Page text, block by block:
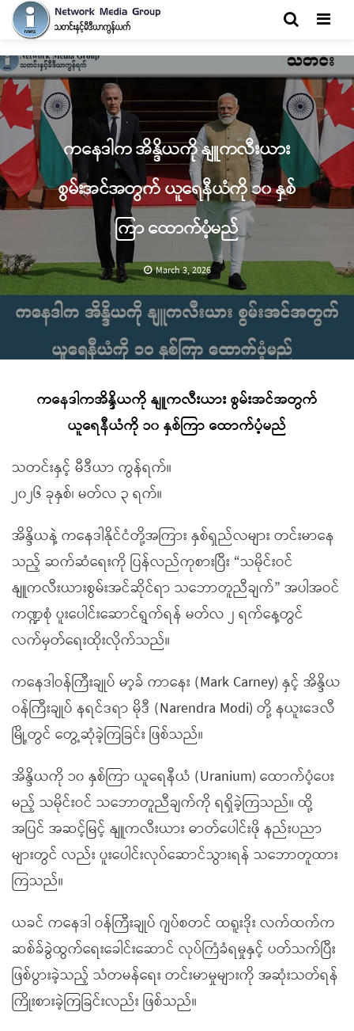
ကနေဒါက အိန္ဒိယကို နျူကလီးယား
စွမ်းအင်အတွက် ယူရေနီယံကို ၁၀ နှစ်
ကြာ ထောက်ပံ့မည်
March 3, 2026
ကနေဒါကအိန္ဒိယကို နျူကလီးယား စွမ်းအင်အတွက်
ယူရေနီယံကို ၁၀ နှစ်ကြာ ထောက်ပံ့မည်
သတင်းနှင့် မီဒီယာ ကွန်ရက်။
၂၀၂၆ ခုနှစ်၊ မတ်လ ၃ ရက်။
အိန္ဒိယနဲ့ ကနေဒါနိုင်ငံတို့အကြား နှစ်ရှည်လများ တင်းမာနေ
သည့် ဆက်ဆံရေးကို ပြန်လည်ကုစားပြီး “သမိုင်းဝင်
နျူကလီးယားစွမ်းအင်ဆိုင်ရာ သဘောတူညီချက်” အပါအဝင်
ကဏ္ဍစုံ ပူးပေါင်းဆောင်ရွက်ရန် မတ်လ ၂ ရက်နေ့တွင်
လက်မှတ်ရေးထိုးလိုက်သည်။
ကနေဒါဝန်ကြီးချုပ် မာ့ခ် ကာနေး (Mark Carney) နှင့် အိန္ဒိယ
ဝန်ကြီးချုပ် နရင်ဒရာ မိုဒီ (Narendra Modi) တို့ နယူးဒေလီ
မြို့တွင် တွေ့ဆုံခဲ့ကြခြင်း ဖြစ်သည်။
အိန္ဒိယကို ၁၀ နှစ်ကြာ ယူရေနီယံ (Uranium) ထောက်ပံ့ပေး
မည့် သမိုင်းဝင် သဘောတူညီချက်ကို ရရှိခဲ့ကြသည်။ ထို့
အပြင် အဆင့်မြင့် နျူကလီးယား ဓာတ်ပေါင်းဖို နည်းပညာ
များတွင် လည်း ပူးပေါင်းလုပ်ဆောင်သွားရန် သဘောတူထား
ကြသည်။
ယခင် ကနေဒါ ဝန်ကြီးချုပ် ဂျပ်စတင် ထရူးဒိုး လက်ထက်က
ဆစ်ခ်ခွဲထွက်ရေးခေါင်းဆောင် လုပ်ကြံခံရမှုနှင့် ပတ်သက်ပြီး
ဖြစ်ပွားခဲ့သည့် သံတမန်ရေး တင်းမာမှုများကို အဆုံးသတ်ရန်
ကြိုးစားခဲ့ကြခြင်းလည်း ဖြစ်သည်။